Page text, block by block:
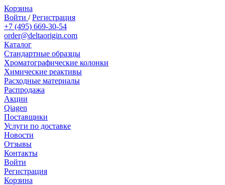
Корзина
Войти /Регистрация
+7 (495) 669-30-54
order@deltaorigin.com
Каталог
Стандартные образцы
Хроматографические колонки
Химические реактивы
Расходные материалы
Распродажа
Акции
Qiagen
Поставщики
Услуги по доставке
Новости
Отзывы
Контакты
Войти
Регистрация
Корзина